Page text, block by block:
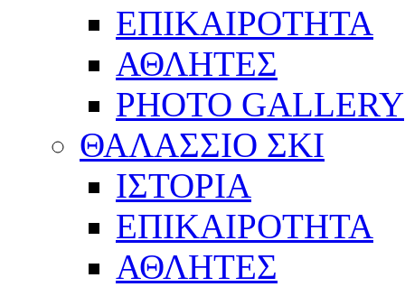
ΕΠΙΚΑΙΡΟΤΗΤΑ
ΑΘΛΗΤΕΣ
PHOTO GALLERY
ΘΑΛΑΣΣΙΟ ΣΚΙ
ΙΣΤΟΡΙΑ
ΕΠΙΚΑΙΡΟΤΗΤΑ
ΑΘΛΗΤΕΣ